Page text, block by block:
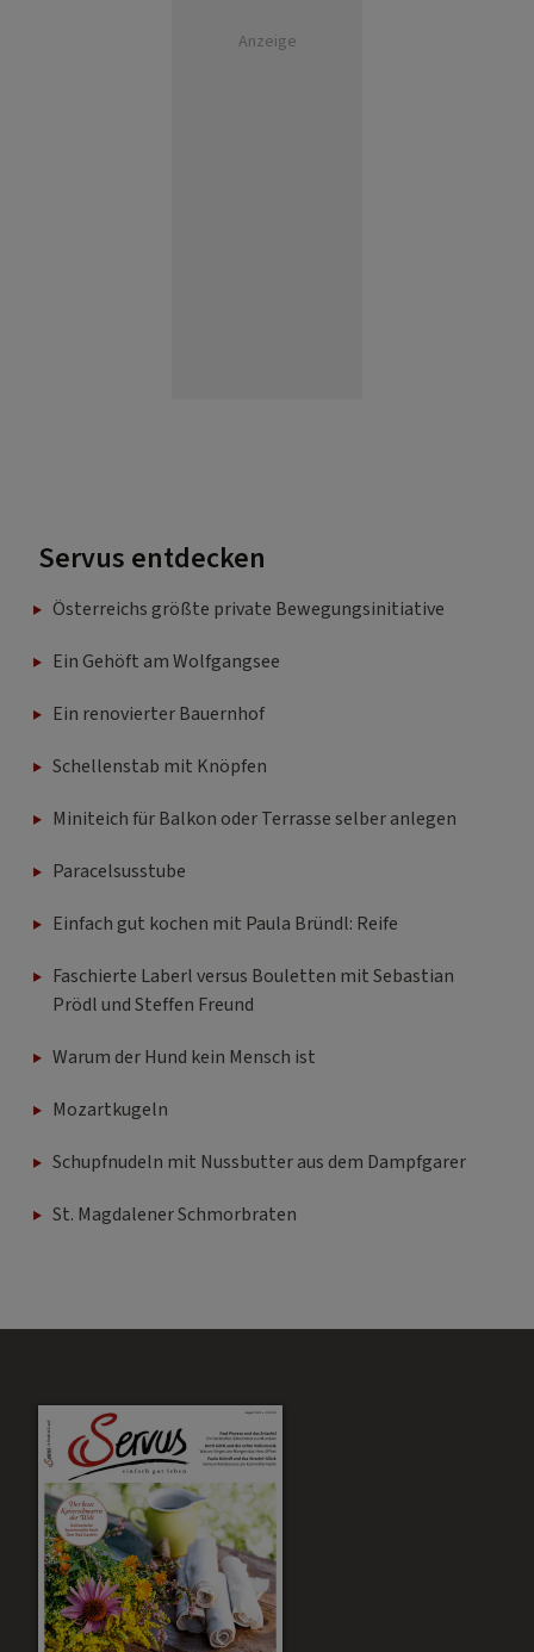
Anzeige
Servus entdecken
Österreichs größte private Bewegungsinitiative
Ein Gehöft am Wolfgangsee
Ein renovierter Bauernhof
Schellenstab mit Knöpfen
Miniteich für Balkon oder Terrasse selber anlegen
Paracelsusstube
Einfach gut kochen mit Paula Bründl: Reife
Faschierte Laberl versus Bouletten mit Sebastian
Prödl und Steffen Freund
Warum der Hund kein Mensch ist
Mozartkugeln
Schupfnudeln mit Nussbutter aus dem Dampfgarer
St. Magdalener Schmorbraten